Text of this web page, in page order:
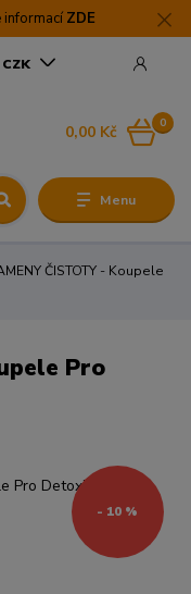
informací ZDE
Menu
CZK
0
0,00 Kč
ČISTOTY - Koupele
Pro
- 10 %